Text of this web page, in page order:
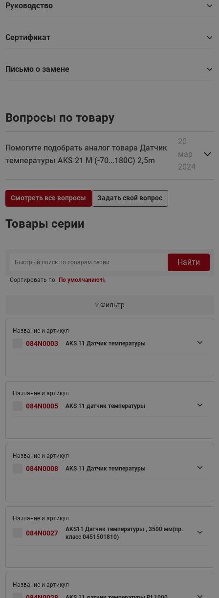
Руководство
Сертификат
Письмо о замене
Вопросы по товару
Помогите подобрать аналог товара Датчик
температуры AKS 21 M (-70...180C) 2,5m
20
мар
2024
Смотреть все вопросы Задать свой вопрос
Товары серии
Найти
Сортировать по: По умолчанию
Фильтр
084N0003 AKS 11 Датчик температуры
084N0005 AKS 11 датчик температуры
084N0008 AKS 11 Датчик температуры
084N0027
AKS11 Датчик температуры , 3500 мм(пр.
класс 0451501810)